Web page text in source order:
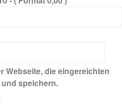
Webseite, die eingereichten
speichern.